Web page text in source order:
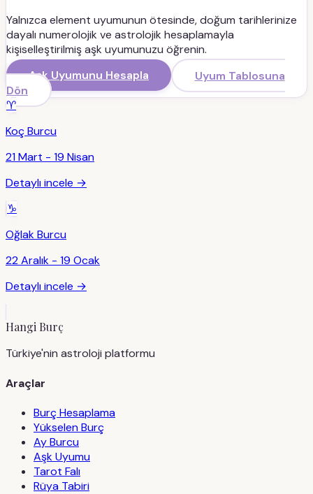
Yalnızca element uyumunun ötesinde, doğum tarihlerinize
dayalı numerolojik ve astrolojik hesaplamayla
kişiselleştirilmiş aşk uyumunuzu öğrenin.
Aşk Uyumunu Hesapla
Uyum Tablosuna
Dön
♈
KoçBurcu
21 Mart - 19 Nisan
Detaylı incele →
♑
OğlakBurcu
22 Aralık - 19 Ocak
Detaylı incele →
Hangi Burç
Türkiye'nin astroloji platformu
Araçlar
Burç Hesaplama
Yükselen Burç
Ay Burcu
Aşk Uyumu
Tarot Falı
Rüya Tabiri